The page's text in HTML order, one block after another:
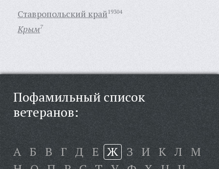
Ставропольский край19304
Крым7
Пофамильный список
ветеранов:
А Б В Г Д Е Ж З И К Л М